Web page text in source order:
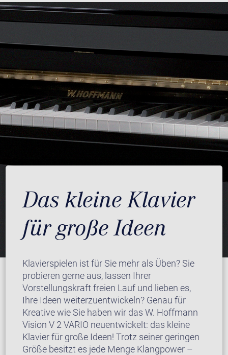
Das kleine Klavier
für große Ideen
Klavierspielen ist für Sie mehr als Üben? Sie
probieren gerne aus, lassen Ihrer
Vorstellungskraft freien Lauf und lieben es,
Ihre Ideen weiterzuentwickeln? Genau für
Kreative wie Sie haben wir das W. Hoffmann
Vision V 2 VARIO neuentwickelt: das kleine
Klavier für große Ideen! Trotz seiner geringen
Größe besitzt es jede Menge Klangpower –